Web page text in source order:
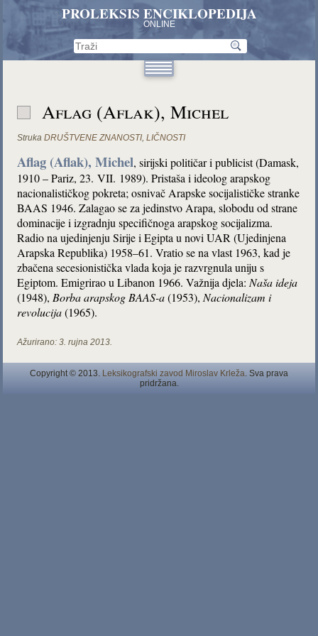
PROLEKSIS ENCIKLOPEDIJA
ONLINE
Aflag (Aflak), Michel
Struka DRUŠTVENE ZNANOSTI,LIČNOSTI
Aflag (Aflak), Michel, sirijski političar i publicist (Damask,
1910 – Pariz, 23. VII. 1989). Pristaša i ideolog arapskog
nacionalističkog pokreta; osnivač Arapske socijalističke stranke
BAAS 1946. Zalagao se za jedinstvo Arapa, slobodu od strane
dominacije i izgradnju specifičnoga arapskog socijalizma.
Radio na ujedinjenju Sirije i Egipta u novi UAR (Ujedinjena
Arapska Republika) 1958–61. Vratio se na vlast 1963, kad je
zbačena secesionistička vlada koja je razvrgnula uniju s
Egiptom. Emigrirao u Libanon 1966. Važnija djela: Naša ideja
(1948), Borba arapskog BAAS-a(1953), Nacionalizam i
revolucija(1965).
Ažurirano: 3. rujna 2013.
Copyright © 2013. Leksikografski zavod Miroslav Krleža. Sva prava
pridržana.